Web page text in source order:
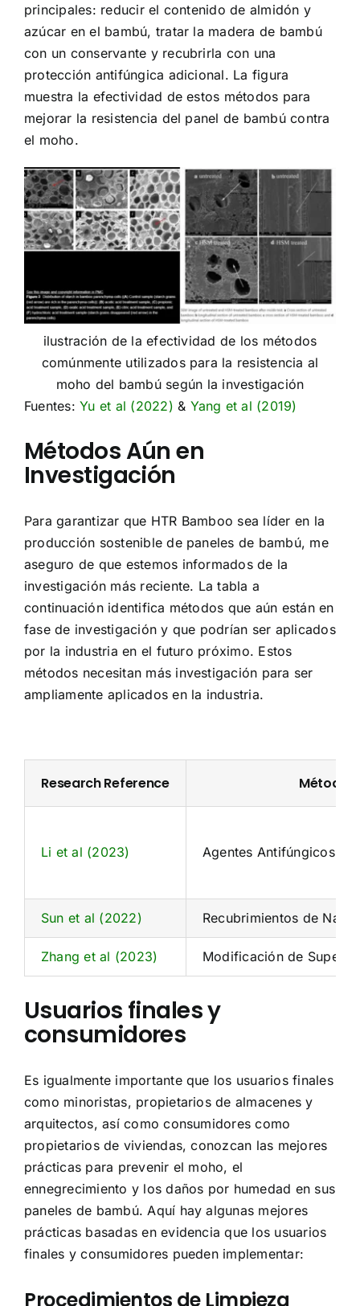
principales: reducir el contenido de almidón y
azúcar en el bambú, tratar la madera de bambú
con un conservante y recubrirla con una
protección antifúngica adicional. La figura
muestra la efectividad de estos métodos para
mejorar la resistencia del panel de bambú contra
el moho.
ilustración de la efectividad de los métodos
comúnmente utilizados para la resistencia al
moho del bambú según la investigación
Fuentes:Yu et al (2022) & Yang et al (2019)
Métodos Aún en
Investigación
Para garantizar que HTR Bamboo sea líder en la
producción sostenible de paneles de bambú, me
aseguro de que estemos informados de la
investigación más reciente. La tabla a
continuación identifica métodos que aún están en
fase de investigación y que podrían ser aplicados
por la industria en el futuro próximo. Estos
métodos necesitan más investigación para ser
ampliamente aplicados en la industria.
Research Reference Método
Li et al (2023) Agentes Antifúngicos a
Sun et al (2022) Recubrimientos de
Zhang et al (2023) Modificación de
Usuarios finales y
consumidores
Es igualmente importante que los usuarios finales
como minoristas, propietarios de almacenes y
arquitectos, así como consumidores como
propietarios de viviendas, conozcan las mejores
prácticas para prevenir el moho, el
ennegrecimiento y los daños por humedad en sus
paneles de bambú. Aquí hay algunas mejores
prácticas basadas en evidencia que los usuarios
finales y consumidores pueden implementar:
Procedimientos de Limpieza